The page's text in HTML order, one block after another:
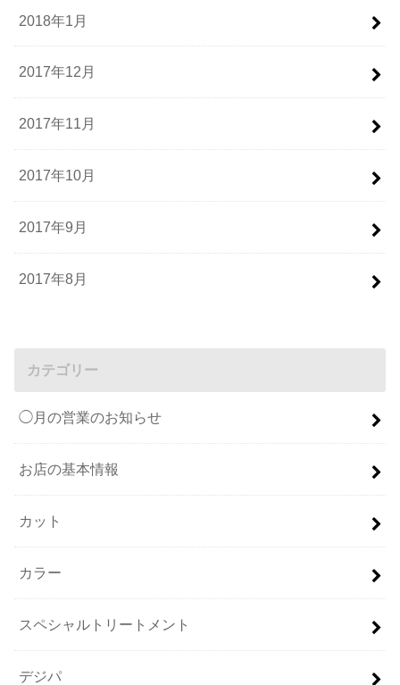
2018年1月
2017年12月
2017年11月
2017年10月
2017年9月
2017年8月
カテゴリー
◯月の営業のお知らせ
お店の基本情報
カット
カラー
スペシャルトリートメント
デジパ